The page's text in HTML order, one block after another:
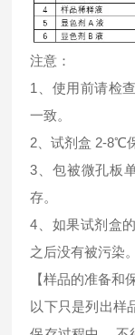
注意：
1、使用前请检
一致。
2、试剂盒 2-8℃
3、包被微孔板
存。
4、如果试剂盒
之后没有被污染。
【样品的准备和
以下只是列出样